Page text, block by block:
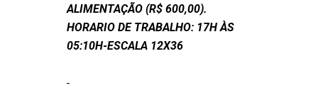
ALIMENTAÇÃO (R$ 600,00).
HORARIO DE TRABALHO: 17H ÀS
05:10H-ESCALA 12X36